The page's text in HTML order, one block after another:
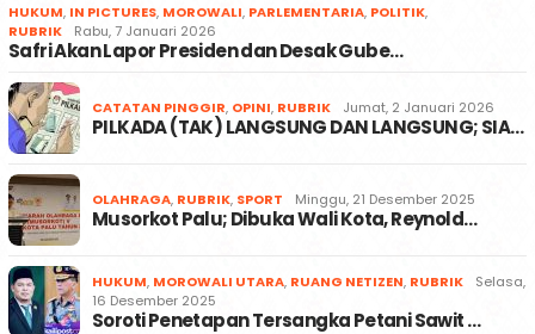
HUKUM, IN PICTURES, MOROWALI, PARLEMENTARIA, POLITIK,
RUBRIK
Rabu, 7 Januari 2026
Safri Akan Lapor Presiden dan Desak Gube…
CATATAN PINGGIR, OPINI, RUBRIK Jumat, 2 Januari 2026
PILKADA (TAK) LANGSUNG DAN LANGSUNG; SIA…
OLAHRAGA, RUBRIK, SPORT Minggu, 21 Desember 2025
Musorkot Palu; Dibuka Wali Kota, Reynold…
HUKUM, MOROWALI UTARA, RUANG NETIZEN, RUBRIK
Selasa,
16 Desember 2025
Soroti Penetapan Tersangka Petani Sawit …